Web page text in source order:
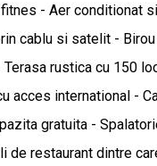
- Aer conditionat
cablu si satelit -
rustica cu 150
acces international -
gratuita -
de restaurant dintre